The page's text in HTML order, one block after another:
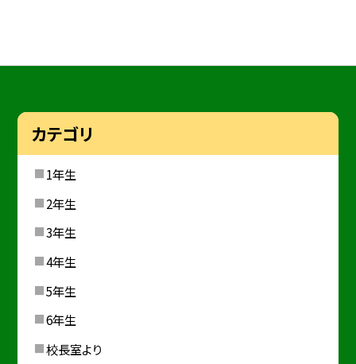
カテゴリ
1年生
2年生
3年生
4年生
5年生
6年生
校長室より